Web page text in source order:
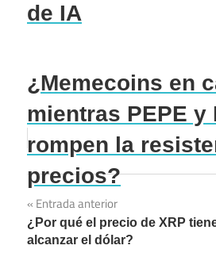
de IA
¿Memecoins en
mientras PEPE y
rompen la
precios?
Navegación
de
Entrada anterior
¿Por qué el precio de XRP
alcanzar el dólar?